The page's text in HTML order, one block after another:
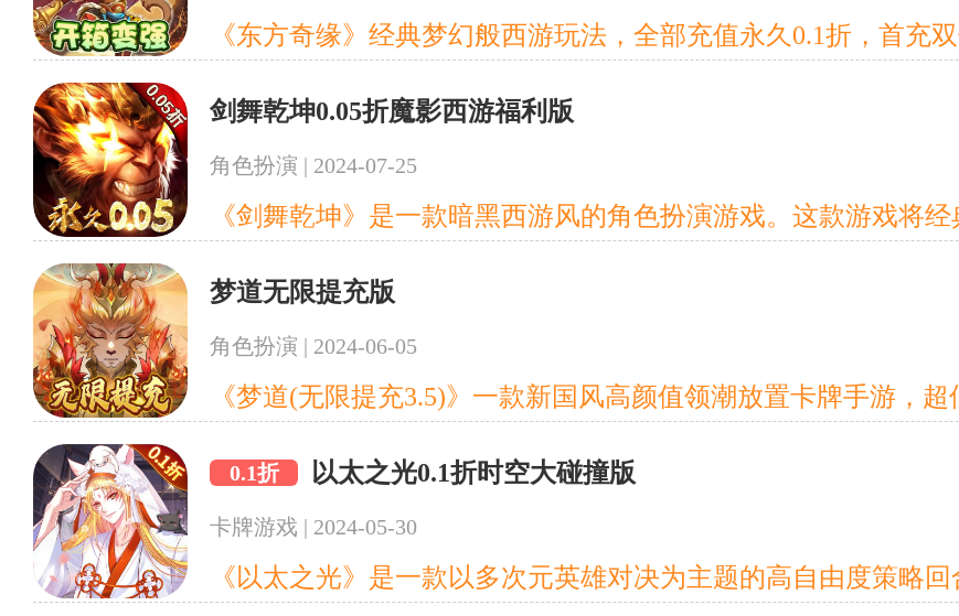
剑舞乾坤0.05折魔影西游福利版
角色扮演 | 2024-07-25
梦道无限提充版
角色扮演 | 2024-06-05
0.1折 以太之光0.1折时空大碰撞版
卡牌游戏 | 2024-05-30